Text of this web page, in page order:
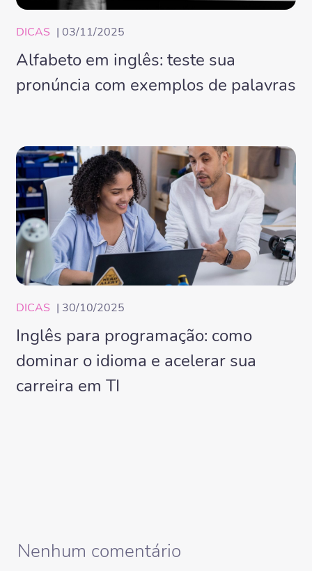
DICAS | 03/11/2025
Alfabeto em inglês: teste sua
pronúncia com exemplos de palavras
DICAS | 30/10/2025
Inglês para programação: como
dominar o idioma e acelerar sua
carreira em TI
Nenhum comentário